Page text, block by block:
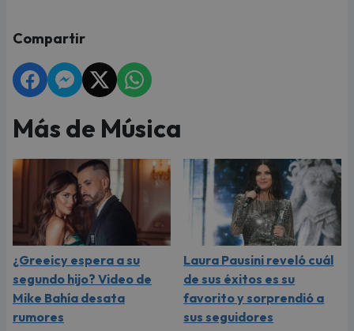
Compartir
Más de Música
¿Greeicy espera a su
segundo hijo? Video de
Mike Bahía desata
rumores
Laura Pausini reveló cuál
de sus éxitos es su
favorito y sorprendió a
sus seguidores